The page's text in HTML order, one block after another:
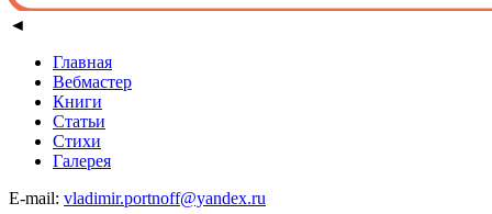
◄
Главная
Вебмастер
Книги
Статьи
Стихи
Галерея
E-mail: vladimir.portnoff@yandex.ru